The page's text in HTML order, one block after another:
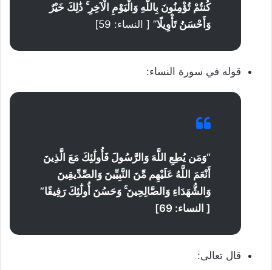
كُنتُمْ تُؤْمِنُونَ بِاللَّهِ وَالْيَوْمِ الْآخِرِ ۚ ذَٰلِكَ خَيْرٌ
وَأَحْسَنُ تَأْوِيلًا” [ النساء: 59]
قوله في سورة النساء:
“وَمَن يُطِعِ اللَّهَ وَالرَّسُولَ فَأُولَٰئِكَ مَعَ الَّذِينَ
أَنْعَمَ اللَّهُ عَلَيْهِم مِّنَ النَّبِيِّينَ وَالصِّدِّيقِينَ
وَالشُّهَدَاءِ وَالصَّالِحِينَ ۚ وَحَسُنَ أُولَٰئِكَ رَفِيقًا”
[ النساء: 69]
قال تعالى: